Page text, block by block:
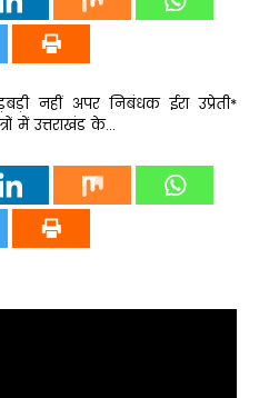
नहीं अपर निबंधक ईरा उप्रेती*
में उत्तराखंड के…